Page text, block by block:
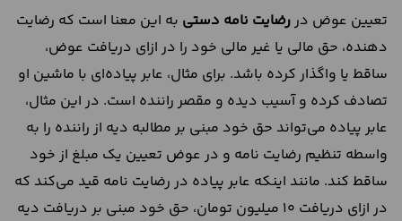
تعیین عوض در رضایت نامه دستی به این معنا است که رضایت
دهنده، حق مالی یا غیر مالی خود را در ازای دریافت عوض،
ساقط یا واگذار کرده باشد. برای مثال، عابر پیاده‌ای با ماشین او
تصادف کرده و آسیب دیده و مقصر راننده است. در این مثال،
عابر پیاده می‌تواند حق خود مبنی بر مطالبه دیه از راننده را به
واسطه تنظیم رضایت نامه و در عوض تعیین یک مبلغ از خود
ساقط کند. مانند اینکه عابر پیاده در رضایت نامه قید می‌کند که
در ازای دریافت 10 میلیون تومان، حق خود مبنی بر دریافت دیه